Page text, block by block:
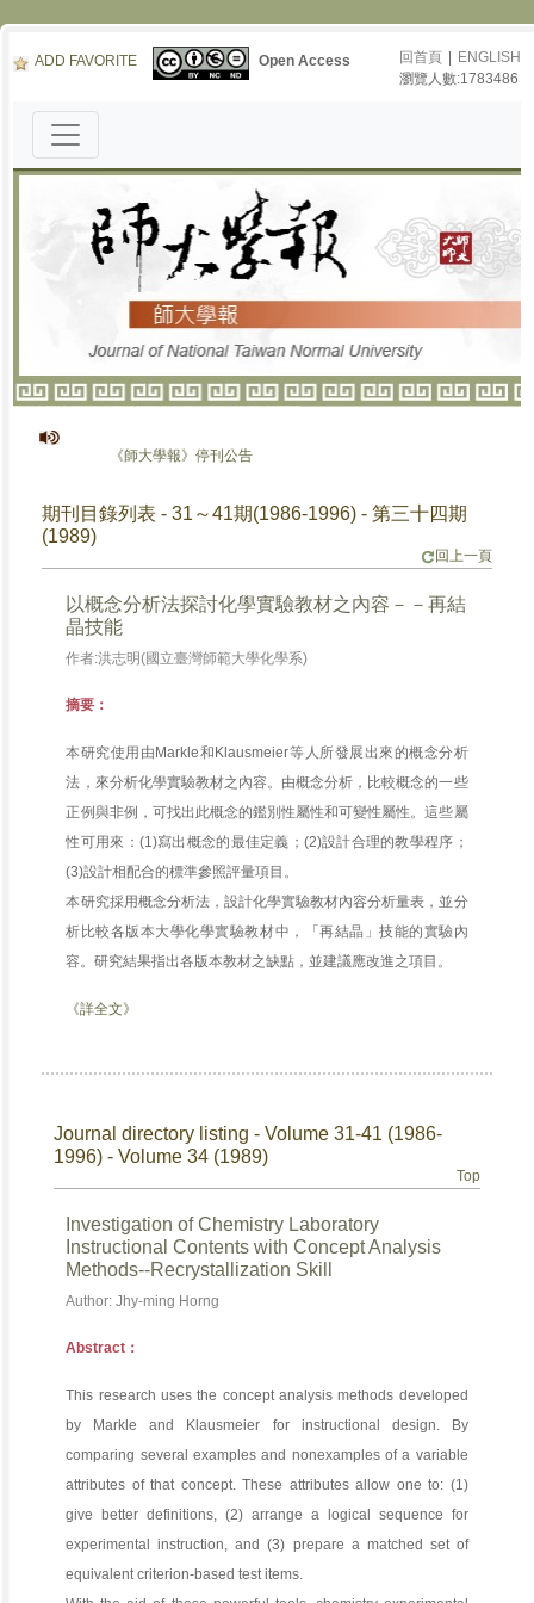
ADD FAVORITE Open Access 回首頁
ENGLISH
瀏覽人數:1783486
《師大學報》停刊公告
期刊目錄列表 - 31～41期(1986-1996) - 第三十四期
(1989)
回上一頁
以概念分析法探討化學實驗教材之內容－－再結
晶技能
作者:洪志明(國立臺灣師範大學化學系)
摘要：
本研究使用由Markle和Klausmeier等人所發展出來的概念分析
法，來分析化學實驗教材之內容。由概念分析，比較概念的一些
正例與非例，可找出此概念的鑑別性屬性和可變性屬性。這些屬
性可用來：(1)寫出概念的最佳定義；(2)設計合理的教學程序；
(3)設計相配合的標準參照評量項目。
本研究採用概念分析法，設計化學實驗教材內容分析量表，並分
析比較各版本大學化學實驗教材中，「再結晶」技能的實驗內
容。研究結果指出各版本教材之缺點，並建議應改進之項目。
《詳全文》
Journal directory listing - Volume 31-41 (1986-
1996) - Volume 34 (1989)
Top
Investigation of Chemistry Laboratory
Instructional Contents with Concept Analysis
Methods--Recrystallization Skill
Author: Jhy-ming Horng
Abstract：
This research uses the concept analysis methods developed
by Markle and Klausmeier for instructional design. By
comparing several examples and nonexamples of a variable
attributes of that concept. These attributes allow one to: (1)
give better definitions, (2) arrange a logical sequence for
experimental instruction, and (3) prepare a matched set of
equivalent criterion-based test items.